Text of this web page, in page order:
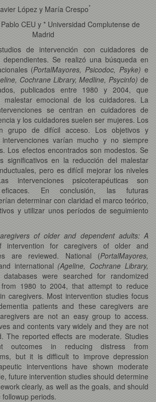
López y María Crespo*
CEU y * Universidad Complutense de
Madrid
de intervención con cuidadores de
dependientes. Se realizó una búsqueda en
(PortalMayores, Psicodoc, Psyke)e
Cochrane Library, Medline, Psycinfo)de
publicados entre 1980 y 2004, que
malestar emocional de los cuidadores. La
se centran en cuidadores de
y los cuidadores suelen ser mujeres. Los
grupo de difícil acceso. Los objetivos y
varían mucho y no siempre
Los efectos encontrados son modestos. Se
significativos en la reducción del malestar
pero es difícil mejorar los niveles
intervenciones psicoterapéuticas son
eficaces. En conclusión, las futuras
determinar con claridad el marco teórico,
y utilizar unos períodos de seguimiento
of older and dependent adults: A
intervention for caregivers of older and
are reviewed. National (PortalMayores,
international (Ageline, Cochrane Library,
databases were searched for randomized
from 1980 to 2004, that attempt to reduce
caregivers. Most intervention studies focus
patients and these caregivers are
are not an easy group to access.
and contents vary widely and they are not
The reported effects are moderate. Studies
outcomes in reducing distress from
but it is difficult to improve depression
interventions have shown moderate
future intervention studies should determine
clearly, as well as the goals, and should
periods.